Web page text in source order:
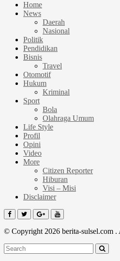
Home
News
Daerah
Nasional
Politik
Pendidikan
Bisnis
Travel
Otomotif
Hukum
Kriminal
Sport
Bola
Olahraga Umum
Life Style
Profil
Opini
Video
More
Citizen Reporter
Hiburan
Visi – Misi
Disclaimer
© Copyright 2026 berita-sulsel.com .